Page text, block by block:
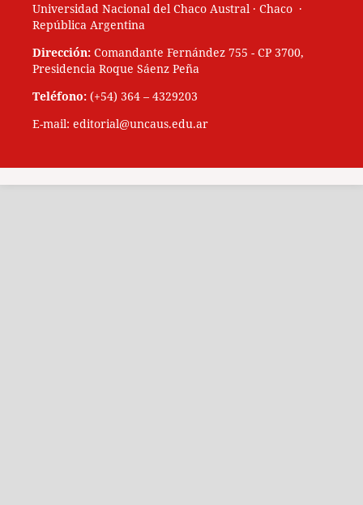
Universidad Nacional del Chaco Austral · Chaco ·
República Argentina
Dirección: Comandante Fernández 755 - CP 3700,
Presidencia Roque Sáenz Peña
Teléfono: (+54) 364 – 4329203
E-mail: editorial@uncaus.edu.ar